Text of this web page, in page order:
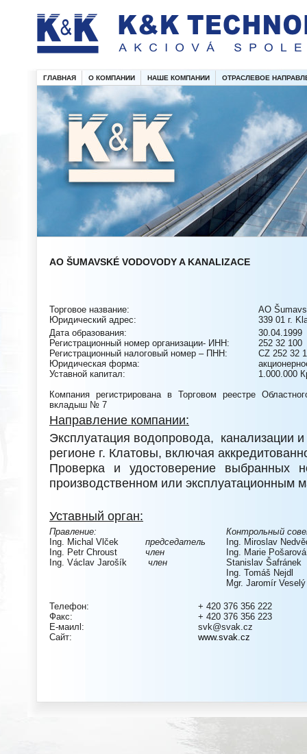
ГЛАВНАЯ О КОМПАНИИ НАШЕ КОМПАНИИ ОТРАСЛЕВОЕ
AO ŠUMAVSKÉ VODOVODY A KANALIZACE
Торговое название:
АО
Юридический адрес:
339 01 г.
Дата образования:
30.04.1999
Регистрационный номер организации- ИНН:
252 32 100
Регистрационный налоговый номер – ПНН:
CZ 252 32
Юридическая форма:
Уставной капитал:
1.000.000
Компания регистрирована в Торговом реестре
вкладыш № 7
Направление компании:
Эксплуатация водопровода, канализации и
регионе г. Клатовы, включая
Проверка и удостоверение выбранных
производственном или эксплуатационным
Уставный орган:
Правление:
Контрольный
Ing. Michal Vlček
председатель
Ing. Miroslav
Ing. Petr Chroust
член
Ing. Marie Pošarová
Ing. Václav Jarošík член
Stanislav Šafránek
Ing. Tomáš Nejdl
Mgr. Jaromír Veselý
Телефон:
+ 420 376 356 222
Факс:
+ 420 376 356 223
E-маилl:
svk@svak.cz
Сайт:
www.svak.cz